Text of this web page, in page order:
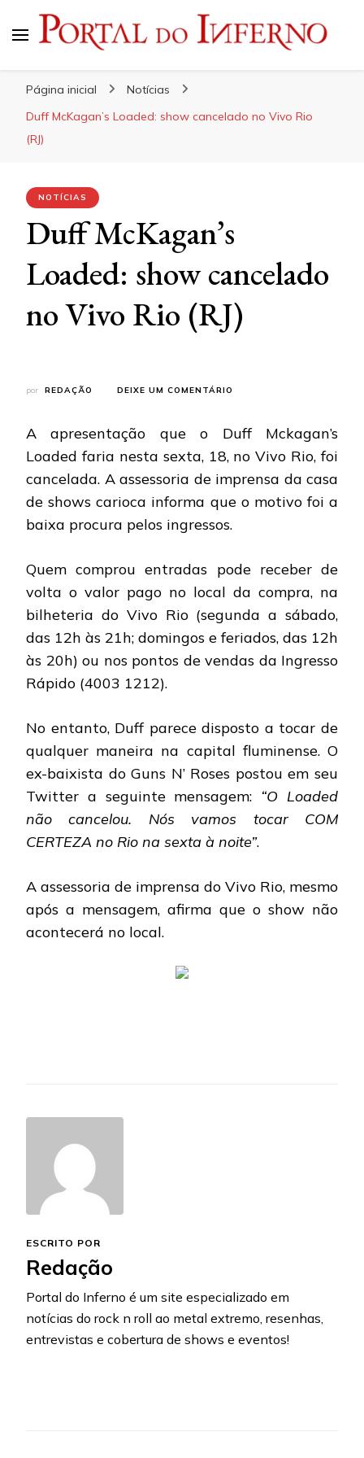
Página inicial
Notícias
Duff McKagan’s Loaded: show cancelado no Vivo Rio
(RJ)
NOTÍCIAS
Duff McKagan’s
Loaded: show cancelado
no Vivo Rio (RJ)
por REDAÇÃO DEIXE UM COMENTÁRIO
LOADED:
CANCELADO
NO
RIO
A apresentação que o Duff Mckagan’s
Loaded faria nesta sexta, 18, no Vivo Rio, foi
cancelada. A assessoria de imprensa da casa
de shows carioca informa que o motivo foi a
baixa procura pelos ingressos.
Quem comprou entradas pode receber de
volta o valor pago no local da compra, na
bilheteria do Vivo Rio (segunda a sábado,
das 12h às 21h; domingos e feriados, das 12h
às 20h) ou nos pontos de vendas da Ingresso
Rápido (4003 1212).
No entanto, Duff parece disposto a tocar de
qualquer maneira na capital fluminense. O
ex-baixista do Guns N’ Roses postou em seu
Twitter a seguinte mensagem: “O Loaded
não cancelou. Nós vamos tocar COM
CERTEZA no Rio na sexta à noite”.
A assessoria de imprensa do Vivo Rio, mesmo
após a mensagem, afirma que o show não
acontecerá no local.
ESCRITO POR
Redação
Portal do Inferno é um site especializado em
notícias do rock n roll ao metal extremo, resenhas,
entrevistas e cobertura de shows e eventos!